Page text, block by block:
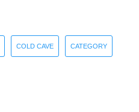
COLD CAVE CATEGORY